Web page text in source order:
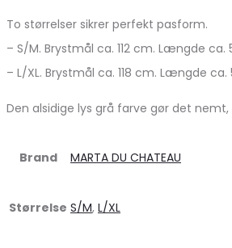
To størrelser sikrer perfekt pasform.
– S/M. Brystmål ca. 112 cm. Længde ca.
– L/XL. Brystmål ca. 118 cm. Længde
Den alsidige lys grå farve gør det
Brand MARTA DU CHATEAU
Størrelse S/M, L/XL